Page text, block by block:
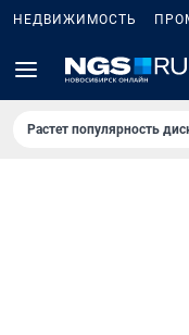
НЕДВИЖИМОСТЬ
Растет популярность